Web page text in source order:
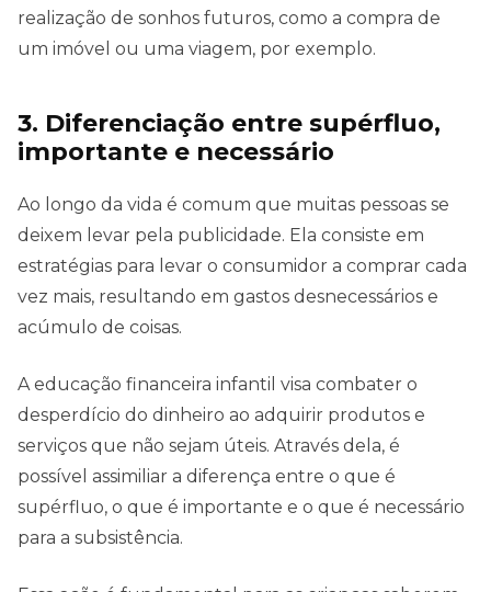
realização de sonhos futuros, como a compra de
um imóvel ou uma viagem, por exemplo.
3. Diferenciação entre supérfluo,
importante e necessário
Ao longo da vida é comum que muitas pessoas se
deixem levar pela publicidade. Ela consiste em
estratégias para levar o consumidor a comprar cada
vez mais, resultando em gastos desnecessários e
acúmulo de coisas.
A educação financeira infantil visa combater o
desperdício do dinheiro ao adquirir produtos e
serviços que não sejam úteis. Através dela, é
possível assimiliar a diferença entre o que é
supérfluo, o que é importante e o que é necessário
para a subsistência.